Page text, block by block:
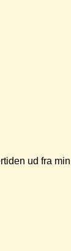
ud fra